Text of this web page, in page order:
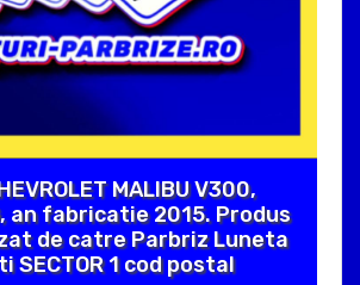
MALIBU V300,
an fabricatie 2015. Produs
de catre Parbriz Luneta
SECTOR 1 cod postal